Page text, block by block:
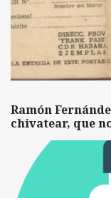
Ramón
chivatear, que